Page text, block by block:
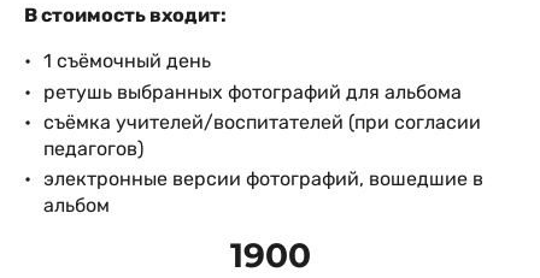
В стоимость входит:
1 съёмочный день
ретушь выбранных фотографий для альбома
съёмка учителей/воспитателей (при согласии
педагогов)
электронные версии фотографий, вошедшие в
альбом
1900